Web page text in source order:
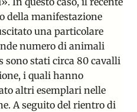
della manifestazione
una particolare
numero di animali
sono stati circa 80 cavalli
i quali hanno
altri esemplari nelle
A seguito del rientro di